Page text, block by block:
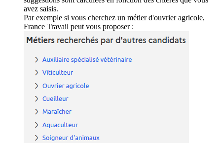
avez saisis.
Par exemple si vous cherchez un métier d'ouvrier agricole,
France Travail peut vous proposer :